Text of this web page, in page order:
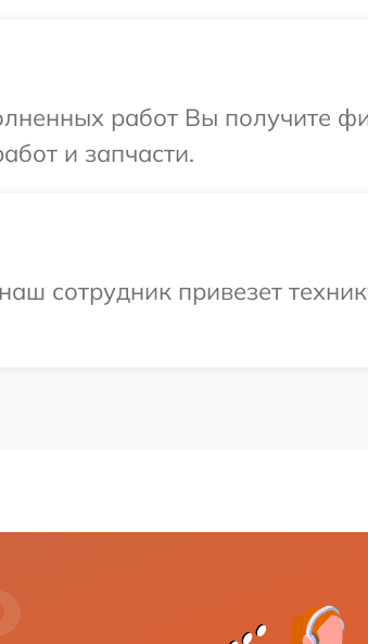
работ Вы получите
и запчасти.
сотрудник привезет